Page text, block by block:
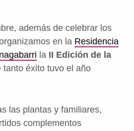
además de celebrar los
en la Residencia
la II Edición de la
tanto éxito tuvo el año
las plantas y familiares,
complementos